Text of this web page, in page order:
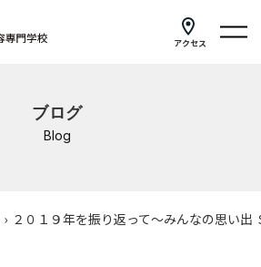
アクセス
ブログ
Blog
› ２０１９年を振り返って～みんなの思い出